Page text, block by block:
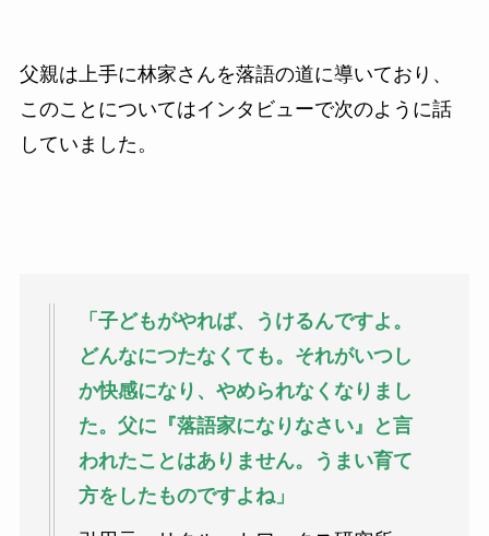
父親は上手に林家さんを落語の道に導いており、
このことについてはインタビューで次のように話
していました。
「子どもがやれば、うけるんですよ。
どんなにつたなくても。それがいつし
か快感になり、やめられなくなりまし
た。父に『落語家になりなさい』と言
われたことはありません。うまい育て
方をしたものですよね」